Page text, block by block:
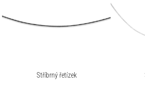
Stříbrný řetízek